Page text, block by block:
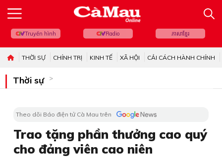
Truyền hình Radio ភាសាខ្មែរ
THỜI SỰ CHÍNH TRỊ KINH TẾ XÃ HỘI CẢI CÁCH HÀNH CHÍNH
Thời sự
Theo dõi Báo điện tử Cà Mau trên
Trao tặng phần thưởng cao quý
cho đảng viên cao niên